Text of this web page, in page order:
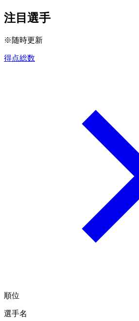
注目選手
※随時更新
得点総数
順位
選手名